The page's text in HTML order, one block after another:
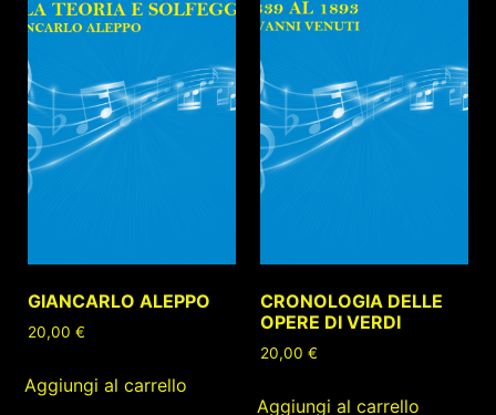
GIANCARLO ALEPPO
20,00€
Aggiungi al carrello
CRONOLOGIA DELLE
OPERE DI VERDI
20,00€
Aggiungi al carrello